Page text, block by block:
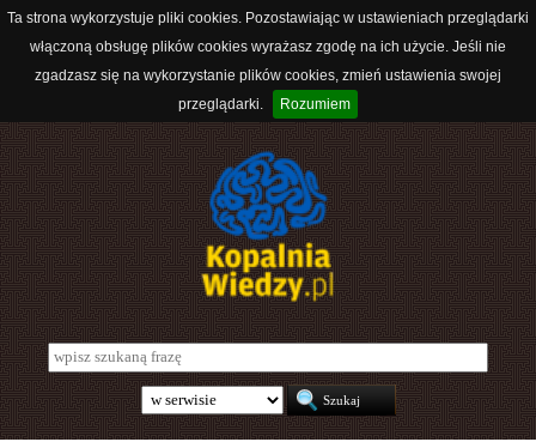
Ta strona wykorzystuje pliki cookies. Pozostawiając w ustawieniach przeglądarki
włączoną obsługę plików cookies wyrażasz zgodę na ich użycie. Jeśli nie
zgadzasz się na wykorzystanie plików cookies, zmień ustawienia swojej
przeglądarki.
Rozumiem